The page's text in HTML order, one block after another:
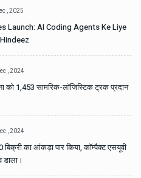
, 2025
Launch: AI Coding Agents Ke Liye
, 2024
को 1,453 सामरिक-लॉजिस्टिक ट्रक प्रदान
, 2024
बिक्री का आंकड़ा पार किया, कॉम्पैक्ट एसयूवी